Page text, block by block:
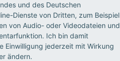
und des Deutschen
Dienste von Dritten, zum Beispiel
von Audio- oder Videodateien und
Ich bin damit
Einwilligung jederzeit mit Wirkung
ändern.